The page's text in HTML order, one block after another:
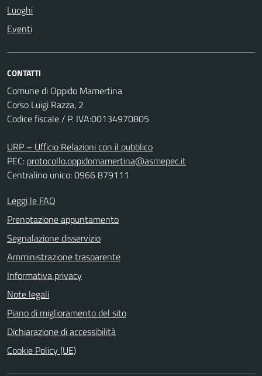
Luoghi
Eventi
CONTATTI
Comune di Oppido Mamertina
Corso Luigi Razza, 2
Codice fiscale / P. IVA:00134970805
URP – Ufficio Relazioni con il pubblico
PEC: protocollo.oppidomamertina@asmepec.it
Centralino unico: 0966 879111
Leggi le FAQ
Prenotazione appuntamento
Segnalazione disservizio
Amministrazione trasparente
Informativa privacy
Note legali
Piano di miglioramento del sito
Dichiarazione di accessibilità
Cookie Policy (UE)